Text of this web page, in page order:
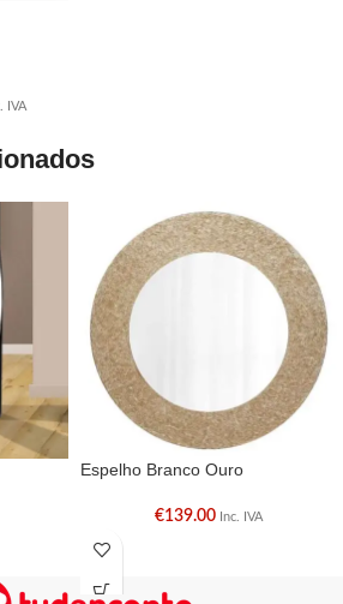
IVA
Espelho Branco Ouro
€139.00 Inc. IVA